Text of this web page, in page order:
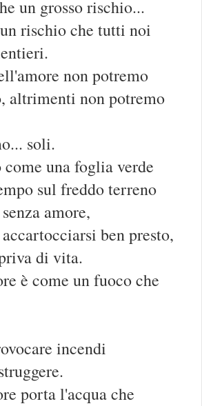
un grosso rischio...
rischio che tutti noi
non potremo
altrimenti non potremo
soli.
una foglia verde
sul freddo terreno
amore,
ben presto,
di vita.
è come un fuoco che
incendi
porta l'acqua che